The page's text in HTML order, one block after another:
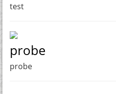
test
probe
probe